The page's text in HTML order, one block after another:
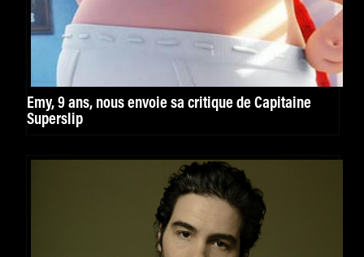
Emy, 9 ans, nous envoie sa critique de Capitaine
Superslip